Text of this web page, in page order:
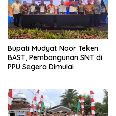
Bupati Mudyat Noor Teken
BAST, Pembangunan SNT di
PPU Segera Dimulai